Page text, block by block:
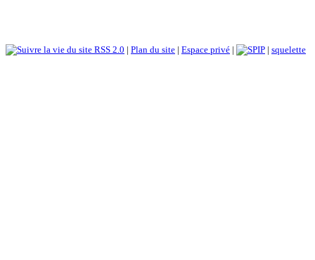
RSS 2.0 | Plan du site | Espace privé | | squelette